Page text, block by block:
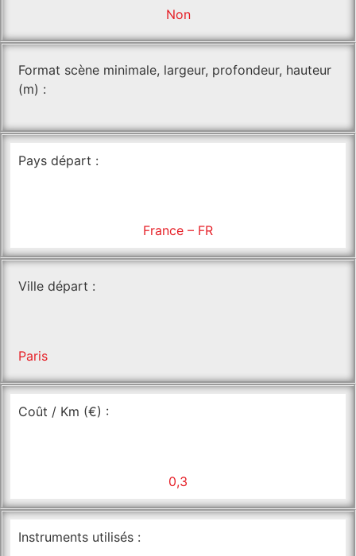
Non
Format scène minimale, largeur, profondeur, hauteur
(m) :
Pays départ :
France – FR
Ville départ :
Paris
Coût / Km (€) :
0,3
Instruments utilisés :